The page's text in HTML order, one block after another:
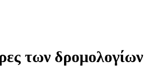
των δρομολογίων